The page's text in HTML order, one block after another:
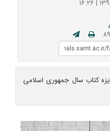
کتاب سال جمهوری اسلامی